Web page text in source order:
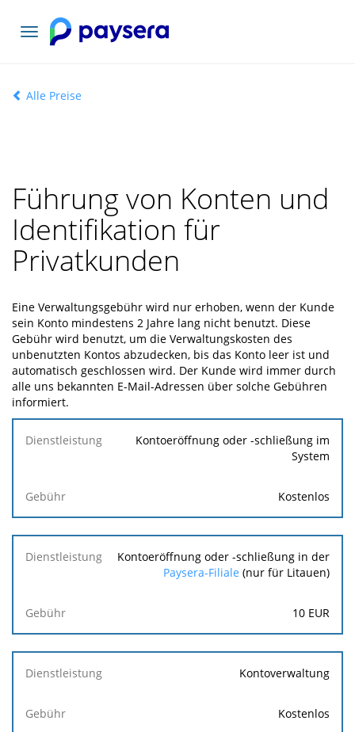
Toggle
navigation
Alle Preise
Führung von Konten und
Identifikation für
Privatkunden
Eine Verwaltungsgebühr wird nur erhoben, wenn der Kunde
sein Konto mindestens 2 Jahre lang nicht benutzt. Diese
Gebühr wird benutzt, um die Verwaltungskosten des
unbenutzten Kontos abzudecken, bis das Konto leer ist und
automatisch geschlossen wird. Der Kunde wird immer durch
alle uns bekannten E-Mail-Adressen über solche Gebühren
informiert.
Dienstleistung
Kontoeröffnung oder -schließung im
System
Kostenlos
Kontoeröffnung oder -schließung in der
Paysera-Filiale (nur für Litauen)
10 EUR
Kontoverwaltung
Kostenlos